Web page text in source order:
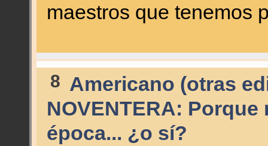
maestros que tenemos
8 Americano (otras
NOVENTERA:
época... ¿o sí?